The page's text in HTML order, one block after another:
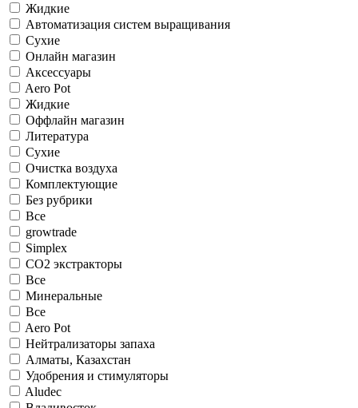
Жидкие
Автоматизация систем выращивания
Сухие
Онлайн магазин
Аксессуары
Aero Pot
Жидкие
Оффлайн магазин
Литература
Сухие
Очистка воздуха
Комплектующие
Без рубрики
Все
growtrade
Simplex
CO2 экстракторы
Все
Минеральные
Все
Aero Pot
Нейтрализаторы запаха
Алматы, Казахстан
Удобрения и стимуляторы
Aludec